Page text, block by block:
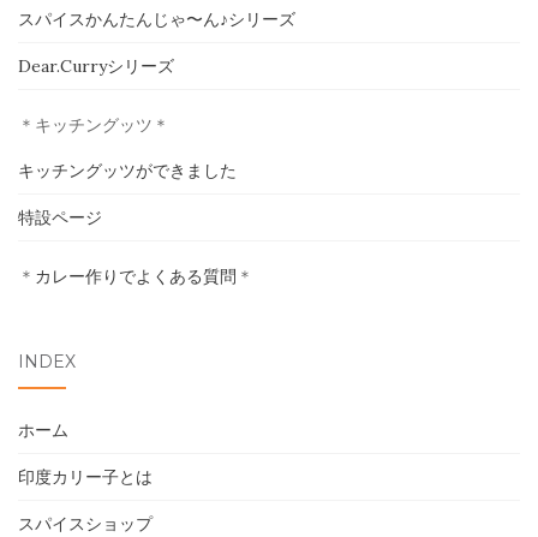
イベント
スパイスかんたんじゃ〜ん♪シリーズ
Dear.Curryシリーズ
＊キッチングッツ＊
キッチングッツができました
特設ページ
＊ カレー作りでよくある質問 ＊
INDEX
ホーム
印度カリー子とは
スパイスショップ